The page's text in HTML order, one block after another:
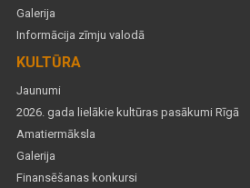
Galerija
Informācija zīmju valodā
KULTŪRA
Jaunumi
2026. gada lielākie kultūras pasākumi Rīgā
Amatiermāksla
Galerija
Finansēšanas konkursi